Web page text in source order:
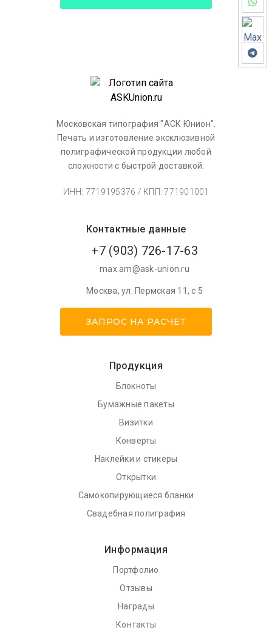
Московская типография "АСК Юнион".
Печать и изготовление эксклюзивной
полиграфической продукции любой
сложности с быстрой доставкой.
ИНН: 7719195376 / КПП: 771901001
Продукция
Блокноты
Бумажные пакеты
Визитки
Конверты
Наклейки и стикеры
Открытки
Самокопирующиеся бланки
Свадебная полиграфия
Информация
Портфолио
Отзывы
Награды
Контакты
Контактные данные
+7 (903) 726-17-63
max.am@ask-union.ru
Москва, ул. Пермская 11, с 5
ЗАПРОС НА РАСЧЕТ